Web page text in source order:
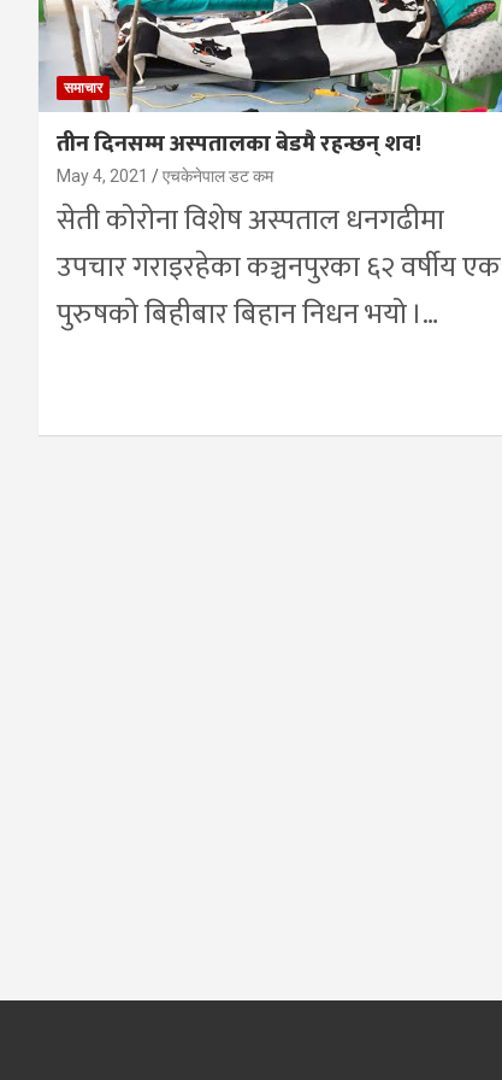
समाचार
तीन दिनसम्म अस्पतालका बेडमै रहन्छन् शव!
May 4, 2021 एचकेनेपाल डट कम
सेती कोरोना विशेष अस्पताल धनगढीमा
उपचार गराइरहेका कञ्चनपुरका ६२ वर्षीय एक
पुरुषको बिहीबार बिहान निधन भयो ।…